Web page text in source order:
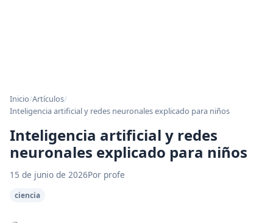
Inicio/Artículos/
Inteligencia artificial y redes neuronales explicado para niños
Inteligencia artificial y redes
neuronales explicado para niños
15 de junio de 2026Por profe
ciencia